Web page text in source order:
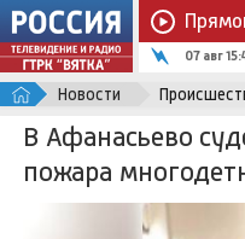
07 авг
Новости
В Афанасьево
пожара